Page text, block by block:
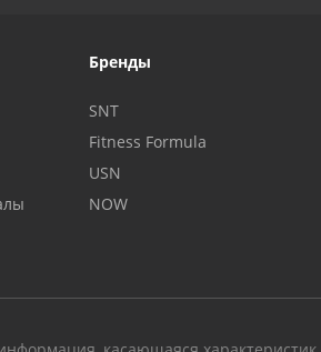
Бренды
SNT
Fitness Formula
USN
NOW